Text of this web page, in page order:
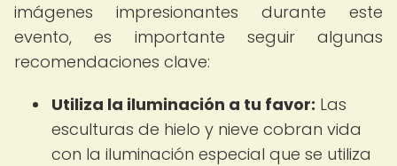
imágenes impresionantes durante este
evento, es importante seguir algunas
recomendaciones clave:
Utiliza la iluminación a tu favor: Las
esculturas de hielo y nieve cobran vida
con la iluminación especial que se utiliza